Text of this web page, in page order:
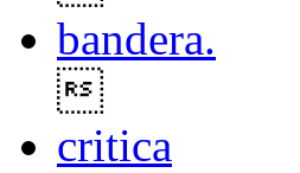
bandera.
critica